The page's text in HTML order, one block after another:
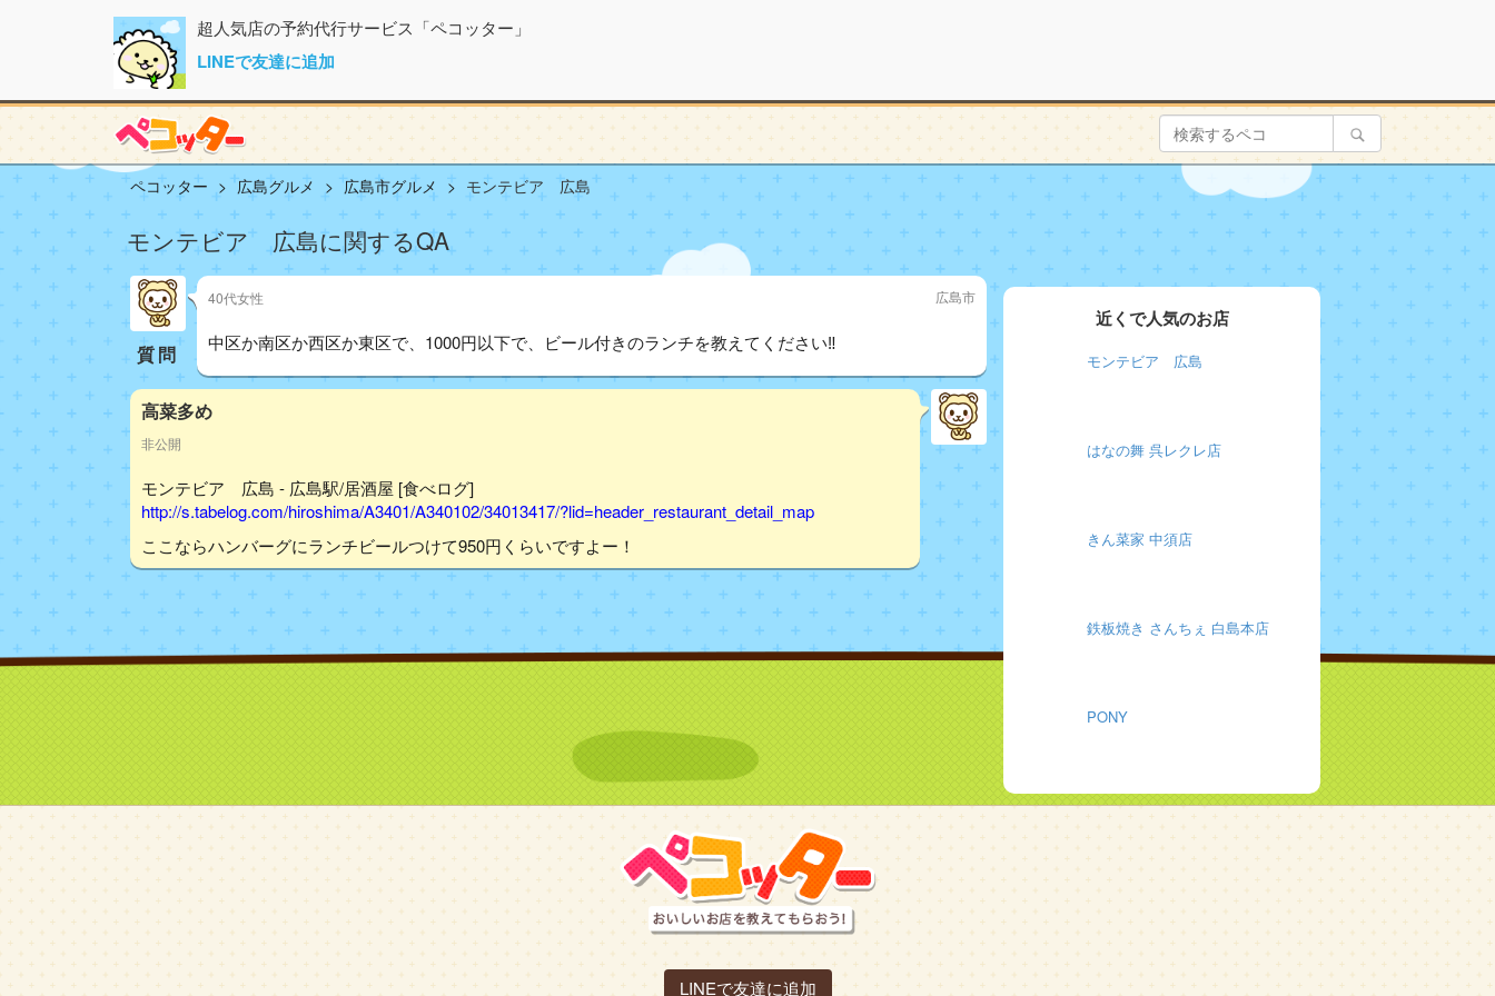
超人気店の予約代行サービス「ペコッター」
LINEで友達に追加
ペコッター 広島グルメ 広島市グルメ モンテビア 広島
モンテビア 広島に関するQA
質問
40代女性 広島市
中区か南区か西区か東区で、1000円以下で、ビール付きのランチを教えてください‼︎
高菜多め
非公開
モンテビア 広島 - 広島駅/居酒屋 [食べログ]
http://s.tabelog.com/hiroshima/A3401/A340102/34013417/?lid=header_restaurant_detail_map
ここならハンバーグにランチビールつけて950円くらいですよー！
近くで人気のお店
モンテビア 広島
はなの舞 呉レクレ店
きん菜家 中須店
鉄板焼き さんちぇ 白島本店
PONY
LINEで友達に追加